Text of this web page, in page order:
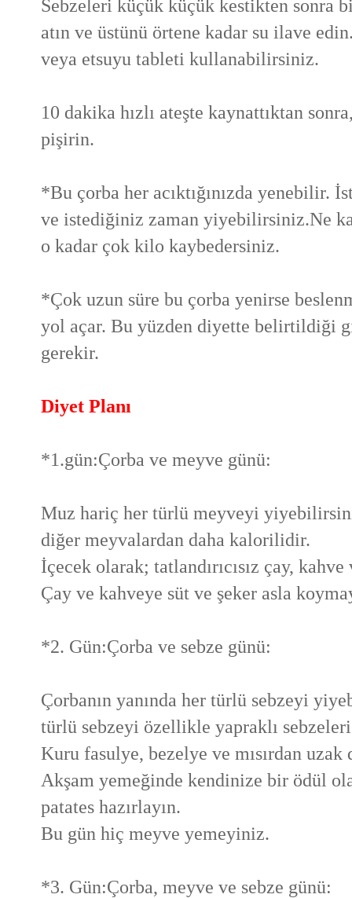
Sebzeleri küçük küçük kestikten sonra
atın ve üstünü örtene kadar su ilave
veya etsuyu tableti kullanabilirsiniz.
10 dakika hızlı ateşte kaynattıktan
pişirin.
*Bu çorba her acıktığınızda yenebilir.
ve istediğiniz zaman yiyebilirsiniz.Ne
o kadar çok kilo kaybedersiniz.
*Çok uzun süre bu çorba yenirse
yol açar. Bu yüzden diyette belirtildiği
gerekir.
Diyet Planı
*1.gün:Çorba ve meyve günü:
Muz hariç her türlü meyveyi
diğer meyvalardan daha kalorilidir.
İçecek olarak; tatlandırıcısız çay,
Çay ve kahveye süt ve şeker asla
*2. Gün:Çorba ve sebze günü:
Çorbanın yanında her türlü sebzeyi
türlü sebzeyi özellikle yapraklı
Kuru fasulye, bezelye ve mısırdan uzak
Akşam yemeğinde kendinize bir ödül
patates hazırlayın.
Bu gün hiç meyve yemeyiniz.
*3. Gün:Çorba, meyve ve sebze günü: